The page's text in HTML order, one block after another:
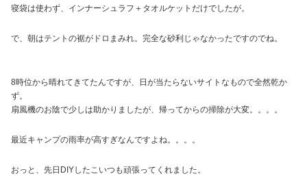
寝袋は使わず、インナーシュラフ＋タオルケットだけでしたが。
で、朝はテントの裾がドロまみれ。完全な砂利じゃなかったですのでね。
8時位から晴れてきてたんですが、日が当たらないサイトなもので全然乾か
ず。
扇風機のお陰で少しは助かりましたが、帰ってからの掃除が大変。。。。
最近キャンプの雨率が高すぎなんですよね。。。。
おっと、先日DIYしたこいつも頑張ってくれました。